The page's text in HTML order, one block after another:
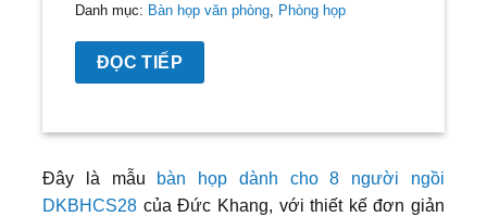
Danh mục: Bàn họp văn phòng Phòng họp
ĐỌC TIẾP
Đây là mẫu bàn họp dành cho 8 người ngồi
DKBHCS28 của Đức Khang, với thiết kế đơn giản